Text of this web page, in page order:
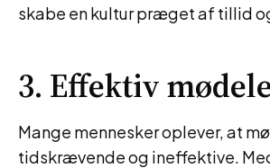
skabe en kultur præget af tillid
3. Effektiv
Mange mennesker oplever, at
tidskrævende og ineffektive.